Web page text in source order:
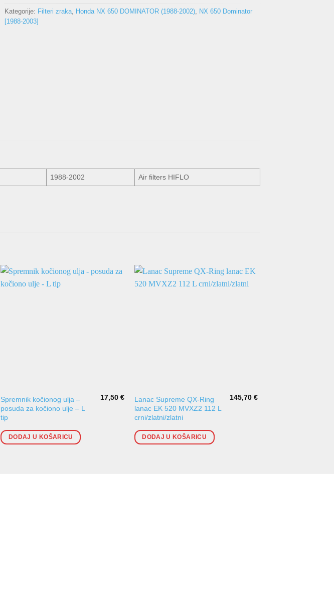
Kategorije: Filteri zraka Honda NX 650 DOMINATOR (1988-2002) NX 650 Dominator
[1988-2003]
1988-2002 Air filters HIFLO
Spremnik kočionog ulja –
posuda za kočiono ulje – L
tip
17,50 €
DODAJ U KOŠARICU
Lanac Supreme QX-Ring
lanac EK 520 MVXZ2 112 L
crni/zlatni/zlatni
145,70€
DODAJ U KOŠARICU